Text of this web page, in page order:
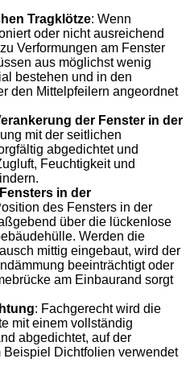
Tragklötze: Wenn
oder nicht ausreichend
Verformungen am Fenster
aus möglichst wenig
bestehen und in den
den Mittelpfeilern angeordnet
der Fenster in der
mit der seitlichen
abgedichtet und
Feuchtigkeit und
in der
des Fensters in der
über die lückenlose
Werden die
mittig eingebaut, wird der
beeinträchtigt oder
am Einbaurand sorgt
: Fachgerecht wird die
mit einem vollständig
abgedichtet, auf der
Beispiel Dichtfolien verwendet